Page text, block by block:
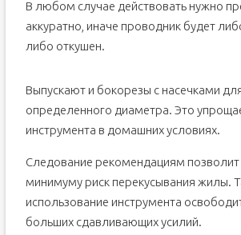
В любом случае действовать нужно
аккуратно, иначе проводник будет
либо откушен.
Выпускают и бокорезы с насечками
определенного диаметра. Это
инструмента в домашних условиях.
Следование рекомендациям позволит
минимуму риск перекусывания жилы.
использование инструмента
больших сдавливающих усилий.